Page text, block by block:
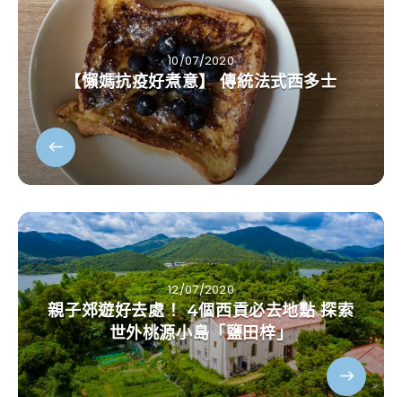
10/07/2020
【懶媽抗疫好煮意】 傳統法式西多士
12/07/2020
親子郊遊好去處！ 4個西貢必去地點 探索
世外桃源小島「鹽田梓」